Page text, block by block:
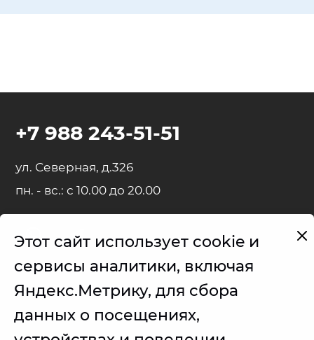
ул. Северная, д.326
пн. - вс.: с 10.00 до 20.00
+7 988 243-51-51
правомерной информационной и описательной целью.
iPhone, iPad, MacBook, iMac, Apple Watch, AirPods - правообладатель
Apple Inc. (Эпл Инк.);
Samsung – правообладатель Samsung Electronics Co. Ltd. (Самсунг
Электроникс Ко., Лтд.);
Этот сайт использует cookie и
сервисы аналитики, включая
Яндекс.Метрику, для сбора
данных о посещениях,